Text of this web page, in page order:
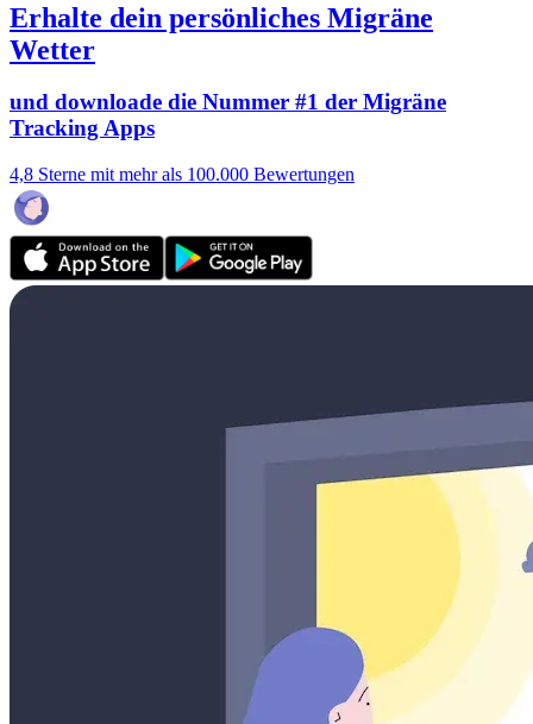
Erhalte dein persönliches Migräne
Wetter
und downloade die Nummer #1 der Migräne
Tracking Apps
4,8 Sterne mit mehr als 100.000 Bewertungen